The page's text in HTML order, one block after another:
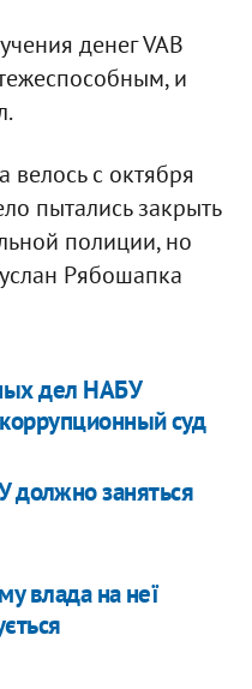
денег VAB
и
велось с октября
пытались закрыть
полиции, но
Рябошапка
дел НАБУ
суд
заняться
влада на неї